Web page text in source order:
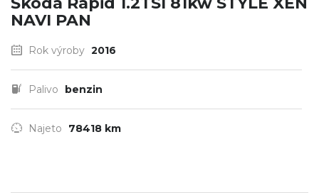
NAVI PAN
Rok výroby 2016
Palivo benzin
Najeto 78418 km